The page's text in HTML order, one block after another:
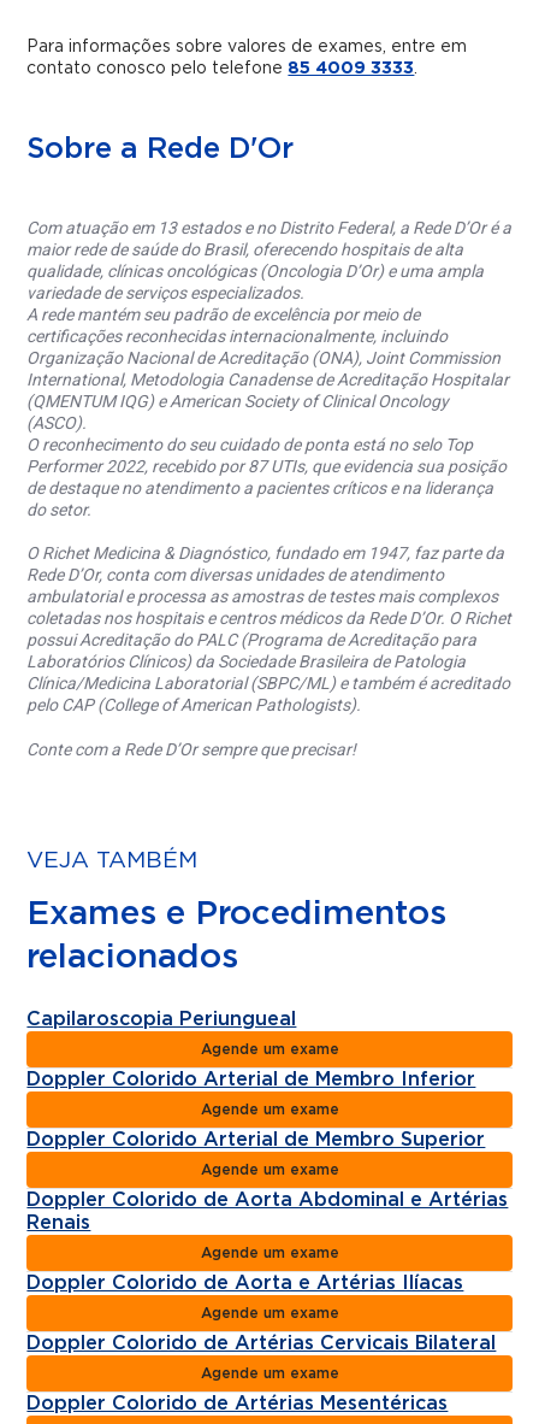
Para informações sobre valores de exames, entre em
contato conosco pelo telefone 85 4009 3333.
Sobre a Rede D'Or
Com atuação em 13 estados e no Distrito Federal, a Rede D’Or é a
maior rede de saúde do Brasil, oferecendo hospitais de alta
qualidade, clínicas oncológicas (Oncologia D’Or) e uma ampla
variedade de serviços especializados.
A rede mantém seu padrão de excelência por meio de
certificações reconhecidas internacionalmente, incluindo
Organização Nacional de Acreditação (ONA), Joint Commission
International, Metodologia Canadense de Acreditação Hospitalar
(QMENTUM IQG) e American Society of Clinical Oncology
(ASCO).
O reconhecimento do seu cuidado de ponta está no selo Top
Performer 2022, recebido por 87 UTIs, que evidencia sua posição
de destaque no atendimento a pacientes críticos e na liderança
do setor.
O Richet Medicina & Diagnóstico, fundado em 1947, faz parte da
Rede D’Or, conta com diversas unidades de atendimento
ambulatorial e processa as amostras de testes mais complexos
coletadas nos hospitais e centros médicos da Rede D’Or. O Richet
possui Acreditação do PALC (Programa de Acreditação para
Laboratórios Clínicos) da Sociedade Brasileira de Patologia
Clínica/Medicina Laboratorial (SBPC/ML) e também é acreditado
pelo CAP (College of American Pathologists).
Conte com a Rede D’Or sempre que precisar!
VEJA TAMBÉM
Exames e Procedimentos
relacionados
Capilaroscopia Periungueal
Agende um exame
Doppler Colorido Arterial de Membro Inferior
Agende um exame
Doppler Colorido Arterial de Membro Superior
Agende um exame
Doppler Colorido de Aorta Abdominal e Artérias
Renais
Agende um exame
Doppler Colorido de Aorta e Artérias Ilíacas
Agende um exame
Doppler Colorido de Artérias Cervicais Bilateral
Agende um exame
Doppler Colorido de Artérias Mesentéricas